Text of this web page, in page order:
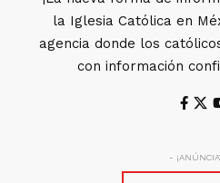
la Iglesia Católica en
agencia donde los
con información
-